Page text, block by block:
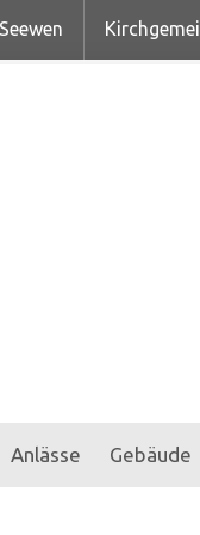
Seewen
Anlässe Gebäude